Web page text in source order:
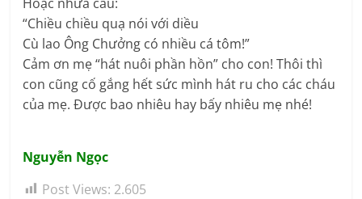
“Chiều chiều quạ nói với diều
Cù lao Ông Chưởng có nhiều cá tôm!”
Cảm ơn mẹ “hát nuôi phần hồn” cho con! Thôi thì
con cũng cố gắng hết sức mình hát ru cho các cháu
của mẹ. Được bao nhiêu hay bấy nhiêu mẹ nhé!
Nguyễn Ngọc
Post Views: 2.605